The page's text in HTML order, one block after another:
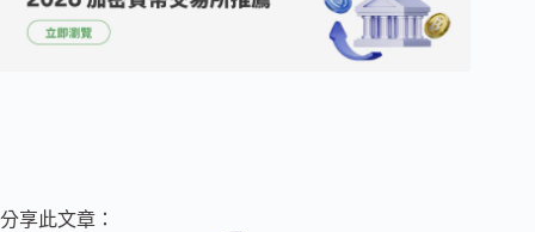
分享此文章：